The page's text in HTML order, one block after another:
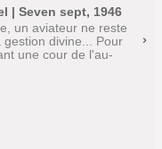
| Seven sept, 1946
un aviateur ne reste
divine... Pour
une cour de l'au-